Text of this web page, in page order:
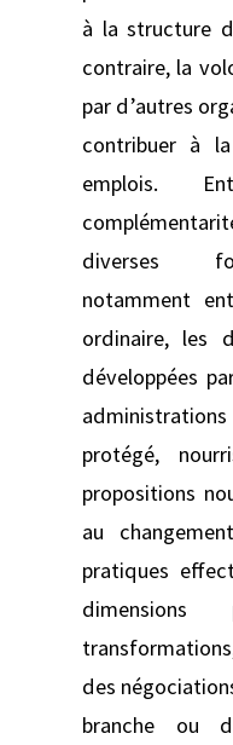
à la structure
contraire, la
par d’autres
contribuer à
emplois.
diverses
notamment
ordinaire, les
développées
protégé,
propositions
au
pratiques
des
branche ou